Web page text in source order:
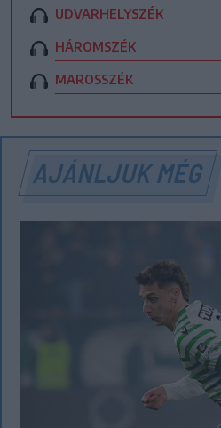
UDVARHELYSZÉK
HÁROMSZÉK
MAROSSZÉK
AJÁNLJUK MÉG